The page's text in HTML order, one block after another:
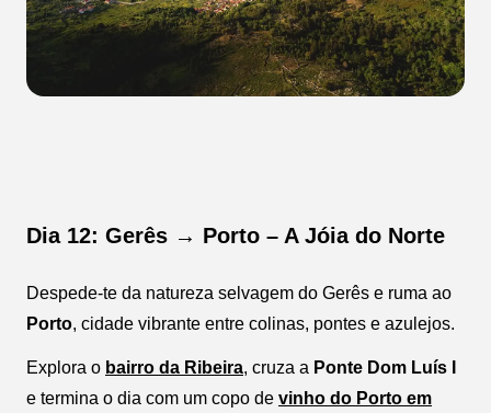
Dia 12: Gerês → Porto – A Jóia do Norte
Despede-te da natureza selvagem do Gerês e ruma ao
Porto, cidade vibrante entre colinas, pontes e azulejos.
Explora o bairro da Ribeira, cruza a Ponte Dom Luís I
e termina o dia com um copo de vinho do Porto em